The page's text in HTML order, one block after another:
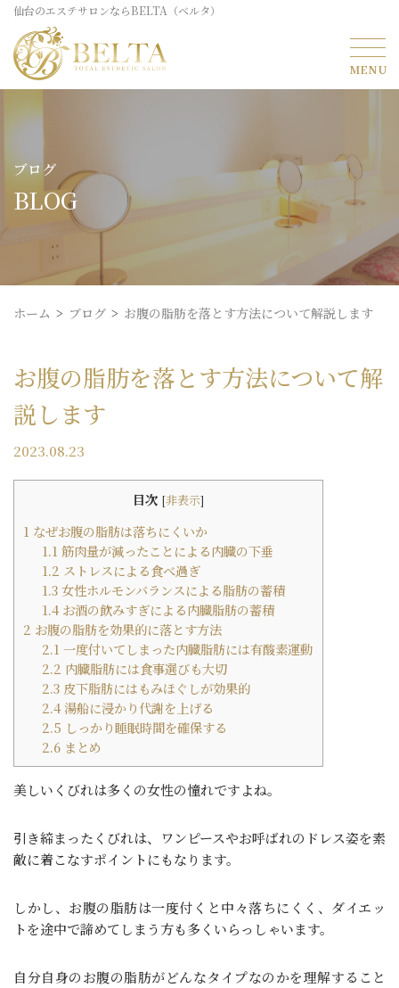
仙台のエステサロンならBELTA（ベルタ）
ブログ
BLOG
ホーム ブログ お腹の脂肪を落とす方法について解説します
お腹の脂肪を落とす方法について解
説します
2023.08.23
目次 [非表示]
1 なぜお腹の脂肪は落ちにくいか
1.1 筋肉量が減ったことによる内臓の下垂
1.2 ストレスによる食べ過ぎ
1.3 女性ホルモンバランスによる脂肪の蓄積
1.4 お酒の飲みすぎによる内臓脂肪の蓄積
2 お腹の脂肪を効果的に落とす方法
2.1 一度付いてしまった内臓脂肪には有酸素運動
2.2 内臓脂肪には食事選びも大切
2.3 皮下脂肪にはもみほぐしが効果的
2.4 湯船に浸かり代謝を上げる
2.5 しっかり睡眠時間を確保する
2.6 まとめ
美しいくびれは多くの女性の憧れですよね。
引き締まったくびれは、ワンピースやお呼ばれのドレス姿を素
敵に着こなすポイントにもなります。
しかし、お腹の脂肪は一度付くと中々落ちにくく、ダイエッ
トを途中で諦めてしまう方も多くいらっしゃいます。
自分自身のお腹の脂肪がどんなタイプなのかを理解すること